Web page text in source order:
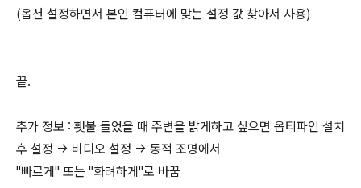
(옵션 설정하면서 본인 컴퓨터에 맞는 설정 값 찾아서 사용)
끝.
추가 정보 : 횃불 들었을 때 주변을 밝게하고 싶으면 옵티파인 설치
후 설정 -> 비디오 설정 -> 동적 조명에서
"빠르게" 또는 "화려하게"로 바꿈